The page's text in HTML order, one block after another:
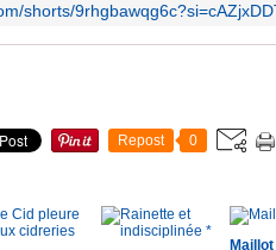
Repost 0